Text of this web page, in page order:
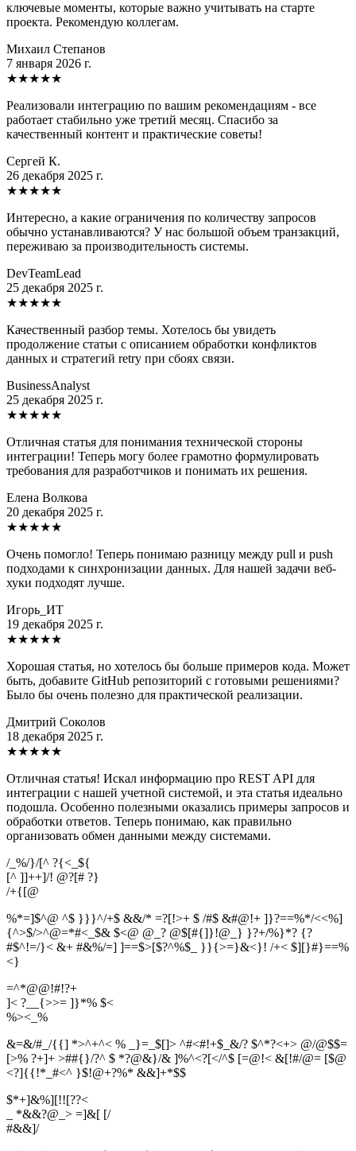
ключевые моменты, которые важно учитывать на старте
проекта. Рекомендую коллегам.
Михаил Степанов
7 января 2026 г.
★★★★★
Реализовали интеграцию по вашим рекомендациям - все
работает стабильно уже третий месяц. Спасибо за
качественный контент и практические советы!
Сергей К.
26 декабря 2025 г.
★★★★★
Интересно, а какие ограничения по количеству запросов
обычно устанавливаются? У нас большой объем транзакций,
переживаю за производительность системы.
DevTeamLead
25 декабря 2025 г.
★★★★★
Качественный разбор темы. Хотелось бы увидеть
продолжение статьи с описанием обработки конфликтов
данных и стратегий retry при сбоях связи.
BusinessAnalyst
25 декабря 2025 г.
★★★★★
Отличная статья для понимания технической стороны
интеграции! Теперь могу более грамотно формулировать
требования для разработчиков и понимать их решения.
Елена Волкова
20 декабря 2025 г.
★★★★★
Очень помогло! Теперь понимаю разницу между pull и push
подходами к синхронизации данных. Для нашей задачи веб-
хуки подходят лучше.
Игорь_ИТ
19 декабря 2025 г.
★★★★★
Хорошая статья, но хотелось бы больше примеров кода. Может
быть, добавите GitHub репозиторий с готовыми решениями?
Было бы очень полезно для практической реализации.
Дмитрий Соколов
18 декабря 2025 г.
★★★★★
Отличная статья! Искал информацию про REST API для
интеграции с нашей учетной системой, и эта статья идеально
подошла. Особенно полезными оказались примеры запросов и
обработки ответов. Теперь понимаю, как правильно
организовать обмен данными между системами.
/_%/}/[^ ?{<_${
[^ ]]++]/! @?[# ?}
/+{[@
%*=]$^@ ^$ }}}^/+$ &&/* =?[!>+ $ /#$ &#@!+ ]}?==%*/<<%]
{^>$/>^@=*#<_$& $<@ @_? @$[#{]}!@_} }?+/%}*? {?
#$^!=/}< &+ #&%/=] ]==$>[$?^%$_ }}{>=}&<}! /+< $][}#}==%
<}
=^*@@!#!?+
]< ?__{>>= ]}*% $<
%>< %
&=&/#_/{{] *>^+^< % _}=_$[]> ^#<#!+$_&/? $^*?<+> @/@$$=
[>% ?+]+ >##{}/?^ $ *?@&}/& ]%^<?[</^$ [=@!< &[!#/@= [$@
<?]{{!*_#<^ }$!@+?%* &&]+*$$
$*+]&%][!![??<
_ *&&?@_> =]&[ [/
#&&]/